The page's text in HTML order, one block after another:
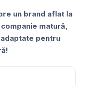
un brand aflat la
matură,
pentru